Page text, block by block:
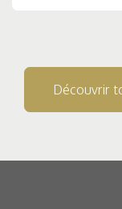
Découvrir